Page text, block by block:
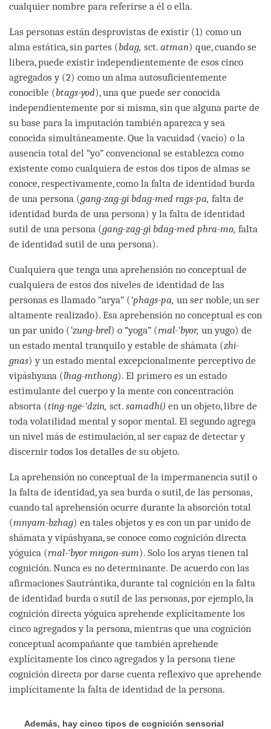
cualquier nombre para referirse a él o ella.
Las personas están desprovistas de existir (1) como un
alma estática, sin partes (bdag, sct. atman) que, cuando se
libera, puede existir independientemente de esos cinco
agregados y (2) como un alma autosuficientemente
conocible (btags-yod), una que puede ser conocida
independientemente por sí misma, sin que alguna parte de
su base para la imputación también aparezca y sea
conocida simultáneamente. Que la vacuidad (vacío) o la
ausencia total del “yo” convencional se establezca como
existente como cualquiera de estos dos tipos de almas se
conoce, respectivamente, como la falta de identidad burda
de una persona (gang-zag-gi bdag-med rags-pa, falta de
identidad burda de una persona) y la falta de identidad
sutil de una persona (gang-zag-gi bdag-med phra-mo, falta
de identidad sutil de una persona).
Cualquiera que tenga una aprehensión no conceptual de
cualquiera de estos dos niveles de identidad de las
personas es llamado “arya” (‘phags-pa, un ser noble, un ser
altamente realizado). Esa aprehensión no conceptual es con
un par unido (‘zung-brel) o “yoga” (rnal-‘byor, un yugo) de
un estado mental tranquilo y estable de shámata (zhi-
gnas) y un estado mental excepcionalmente perceptivo de
vipáshyana (lhag-mthong). El primero es un estado
estimulante del cuerpo y la mente con concentración
absorta (ting-nge-‘dzin, sct. samadhi) en un objeto, libre de
toda volatilidad mental y sopor mental. El segundo agrega
un nivel más de estimulación, al ser capaz de detectar y
discernir todos los detalles de su objeto.
La aprehensión no conceptual de la impermanencia sutil o
la falta de identidad, ya sea burda o sutil, de las personas,
cuando tal aprehensión ocurre durante la absorción total
(mnyam-bzhag) en tales objetos y es con un par unido de
shámata y vipáshyana, se conoce como cognición directa
yóguica (rnal-‘byor mngon-sum). Solo los aryas tienen tal
cognición. Nunca es no determinante. De acuerdo con las
afirmaciones Sautrántika, durante tal cognición en la falta
de identidad burda o sutil de las personas, por ejemplo, la
cognición directa yóguica aprehende explícitamente los
cinco agregados y la persona, mientras que una cognición
conceptual acompañante que también aprehende
explícitamente los cinco agregados y la persona tiene
cognición directa por darse cuenta reflexivo que aprehende
implícitamente la falta de identidad de la persona.
Además, hay cinco tipos de cognición sensorial